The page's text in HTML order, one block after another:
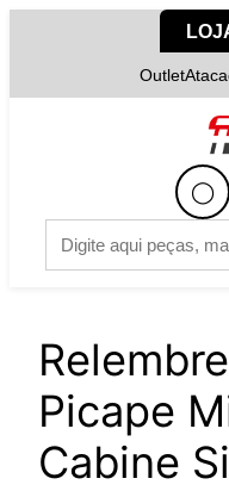
Outlet
◯
Picape
Cabine